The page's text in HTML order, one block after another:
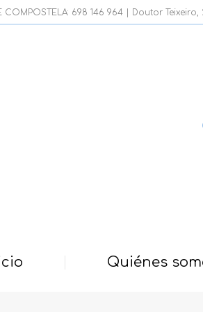
COMPOSTELA: 698 146 964 | Doutor Teixeiro,
Quiénes